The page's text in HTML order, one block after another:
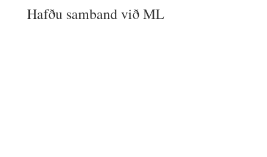
Hafðu samband við ML